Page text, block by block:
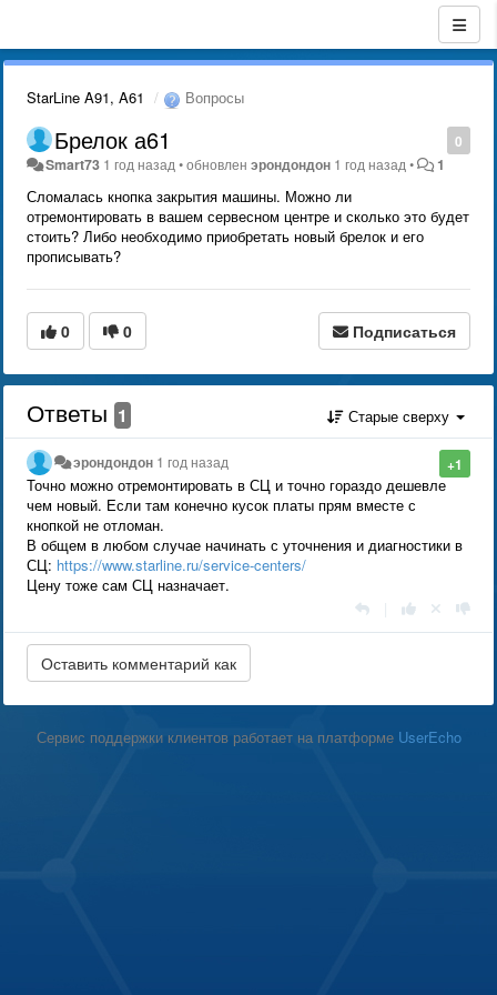
StarLine A91, A61 Вопросы
0
Брелок а61
Smart73 1 год назад •обновленэрондондон 1 год назад • 1
Сломалась кнопка закрытия машины. Можно ли
отремонтировать в вашем сервесном центре и сколько это будет
стоить? Либо необходимо приобретать новый брелок и его
прописывать?
0 0 Подписаться
Ответы 1 Старые сверху
+1
эрондондон 1 год назад
Точно можно отремонтировать в СЦ и точно гораздо дешевле
чем новый. Если там конечно кусок платы прям вместе с
кнопкой не отломан.
В общем в любом случае начинать с уточнения и диагностики в
СЦ: https://www.starline.ru/service-centers/
Цену тоже сам СЦ назначает.
Сервис поддержки клиентов работает на платформе UserEcho